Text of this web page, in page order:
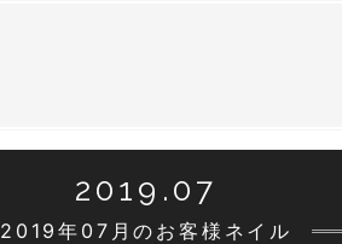
2019.07
2019年07月のお客様ネイル